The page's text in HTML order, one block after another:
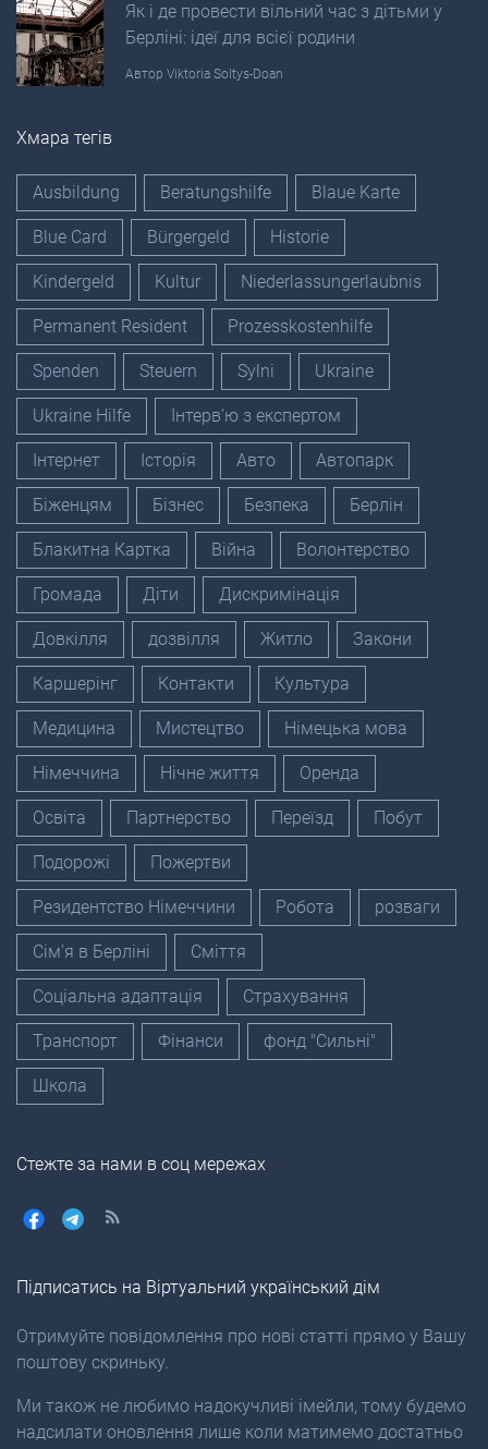
Як і де провести вільний час з дітьми у
Берліні: ідеї для всієї родини
Автор Viktoria Soltys-Doan
Хмара тегів
Ausbildung Beratungshilfe Blaue Karte
Blue Card Bürgergeld Historie
Kindergeld Kultur Niederlassungerlaubnis
Permanent Resident Prozesskostenhilfe
Spenden Steuern Sylni Ukraine
Ukraine Hilfe Інтерв'ю з експертом
Інтернет Історія Авто Автопарк
Біженцям Бізнес Безпека Берлін
Блакитна Картка Війна Волонтерство
Громада Діти Дискримінація
Довкілля дозвілля Житло Закони
Каршерінг Контакти Культура
Медицина Мистецтво Німецька мова
Німеччина Нічне життя Оренда
Освіта Партнерство Переїзд Побут
Подорожі Пожертви
Резидентство Німеччини Робота розваги
Сім'я в Берліні Сміття
Соціальна адаптація Страхування
Транспорт Фінанси фонд "Сильні"
Школа
Стежте за нами в соц мережах
Підписатись на Віртуальний український дім
Отримуйте повідомлення про нові статті прямо у Вашу
поштову скриньку.
Ми також не любимо надокучливі імейли, тому будемо
надсилати оновлення лише коли матимемо достатньо